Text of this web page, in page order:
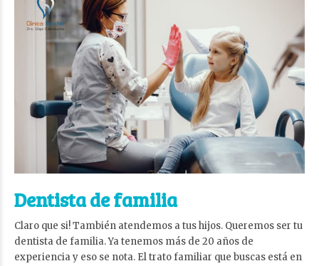
Dentista de familia
Claro que si! También atendemos a tus hijos. Queremos ser tu
dentista de familia. Ya tenemos más de 20 años de
experiencia y eso se nota. El trato familiar que buscas está en